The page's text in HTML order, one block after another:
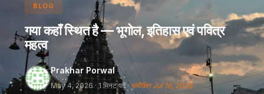
BLOG
गया कहाँ स्थित है — भूगोल, इतिहास एवं पवित्र
महत्व
Prakhar Porwal
May 4, 2026· 1 मिनट पढ़ें · समीक्षित Jul 16, 2026